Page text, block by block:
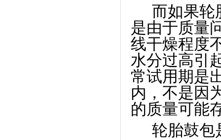
而如果轮
是由于质量
线干燥程度
水分过高引
常试用期是
内，不是因
的质量可能
轮胎鼓包